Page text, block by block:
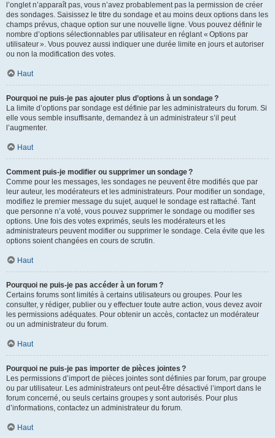
l’onglet n’apparaît pas, vous n’avez probablement pas la permission de créer
des sondages. Saisissez le titre du sondage et au moins deux options dans les
champs prévus, chaque option sur une nouvelle ligne. Vous pouvez définir le
nombre d’options sélectionnables par utilisateur en réglant « Options par
utilisateur ». Vous pouvez aussi indiquer une durée limite en jours et autoriser
ou non la modification des votes.
Haut
Pourquoi ne puis-je pas ajouter plus d’options à un sondage ?
La limite d’options par sondage est définie par les administrateurs du forum. Si
elle vous semble insuffisante, demandez à un administrateur s’il peut
l’augmenter.
Haut
Comment puis-je modifier ou supprimer un sondage ?
Comme pour les messages, les sondages ne peuvent être modifiés que par
leur auteur, les modérateurs et les administrateurs. Pour modifier un sondage,
modifiez le premier message du sujet, auquel le sondage est rattaché. Tant
que personne n’a voté, vous pouvez supprimer le sondage ou modifier ses
options. Une fois des votes exprimés, seuls les modérateurs et les
administrateurs peuvent modifier ou supprimer le sondage. Cela évite que les
options soient changées en cours de scrutin.
Haut
Pourquoi ne puis-je pas accéder à un forum ?
Certains forums sont limités à certains utilisateurs ou groupes. Pour les
consulter, y rédiger, publier ou y effectuer toute autre action, vous devez avoir
les permissions adéquates. Pour obtenir un accès, contactez un modérateur
ou un administrateur du forum.
Haut
Pourquoi ne puis-je pas importer de pièces jointes ?
Les permissions d’import de pièces jointes sont définies par forum, par groupe
ou par utilisateur. Les administrateurs ont peut-être désactivé l’import dans le
forum concerné, ou seuls certains groupes y sont autorisés. Pour plus
d’informations, contactez un administrateur du forum.
Haut